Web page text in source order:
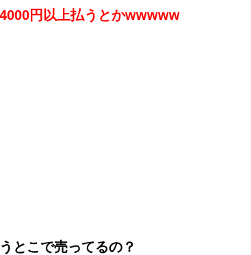
円以上払うとかwwwww
とこで売ってるの？